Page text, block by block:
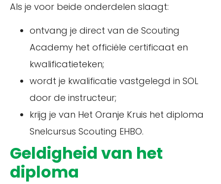
Als je voor beide onderdelen slaagt:
ontvang je direct van de Scouting
Academy het officiële certificaat en
kwalificatieteken;
wordt je kwalificatie vastgelegd in SOL
door de instructeur;
krijg je van Het Oranje Kruis het diploma
Snelcursus Scouting EHBO.
Geldigheid van het
diploma